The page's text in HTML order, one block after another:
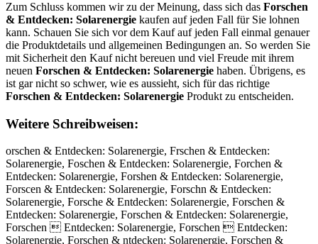
Zum Schluss kommen wir zu der Meinung, dass sich das Forschen
& Entdecken: Solarenergie kaufen auf jeden Fall für Sie lohnen
kann. Schauen Sie sich vor dem Kauf auf jeden Fall einmal genauer
die Produktdetails und allgemeinen Bedingungen an. So werden Sie
mit Sicherheit den Kauf nicht bereuen und viel Freude mit ihrem
neuen Forschen & Entdecken: Solarenergie haben. Übrigens, es
ist gar nicht so schwer, wie es aussieht, sich für das richtige
Forschen & Entdecken: Solarenergie Produkt zu entscheiden.
Weitere Schreibweisen:
orschen & Entdecken: Solarenergie, Frschen & Entdecken: Solarenergie, Foschen & Entdecken: Solarenergie, Forchen & Entdecken: Solarenergie, Forshen & Entdecken: Solarenergie, Forscen & Entdecken: Solarenergie, Forschn & Entdecken: Solarenergie, Forsche & Entdecken: Solarenergie, Forschen & Entdecken: Solarenergie, Forschen & Entdecken: Solarenergie, Forschen  Entdecken: Solarenergie, Forschen  Entdecken: Solarenergie, Forschen & ntdecken: Solarenergie, Forschen & Etdecken: Solarenergie, Forschen & Endecken: Solarenergie, Forschen & Entecken: Solarenergie, Forschen & Entdcken: Solarenergie, Forschen & Entdeken: Solarenergie, Forschen & Entdecen: Solarenergie, Forschen & Entdeckn: Solarenergie, Forschen & Entdecke: Solarenergie, Forschen & Entdecken: olarenergie, Forschen & Entdecken: Slarenergie, Forschen & Entdecken: Soarenergie, Forschen & Entdecken: Solrenergie, Forschen & Entdecken: Solaenergie, Forschen & Entdecken: Solarnergie, Forschen & Entdecken: Solareergie, Forschen & Entdecken: Solarenrgie, Forschen & Entdecken: Solarenegie, Forschen & Entdecken: Solarenerie, Forschen & Entdecken: Solarenerge, Forschen & Entdecken: Solarenergi, FForschen & Entdecken: Solarenergie, Foorschen & Entdecken: Solarenergie, Forrschen & Entdecken: Solarenergie, Forsschen & Entdecken: Solarenergie, Forscchen & Entdecken: Solarenergie, Forschhen & Entdecken: Solarenergie, Forscheen & Entdecken: Solarenergie, Forschenn & Entdecken: Solarenergie, Forschen & Entdecken: Solarenergie, Forschen Œ Entdecken: Solarenergie, Forschen Ƅ Entdecken: Solarenergie, Forschen & EEntdecken: Solarenergie, Forschen & Enntdecken: Solarenergie, Forschen & Enttdecken: Solarenergie, Forschen & Entddecken: Solarenergie, Forschen & Entdeecken: Solarenergie, Forschen & Entdeccken: Solarenergie, Forschen & Entdeckken: Solarenergie, Forschen & Entdeckeen: Solarenergie, Forschen & Entdeckenn: Solarenergie, Forschen & Entdecken: SSolarenergie, Forschen & Entdecken: Soolarenergie, Forschen & Entdecken: Sollarenergie, Forschen & Entdecken: Solaarenergie, Forschen & Entdecken: Solarrenergie, Forschen & Entdecken: Solareenergie, Forschen & Entdecken: Solarennergie, Forschen & Entdecken: Solareneergie, Forschen & Entdecken: Solarenerrgie, Forschen & Entdecken: Solarenerggie, Forschen & Entdecken: Solarenergiie, Forschen & Entdecken: Solarenergiee, oFrschen & Entdecken: Solarenergie, Froschen & Entdecken: Solarenergie, Fosrchen & Entdecken: Solarenergie, Forcshen & Entdecken: Solarenergie, Forshcen & Entdecken: Solarenergie, Forscehn & Entdecken: Solarenergie, Forschne & Entdecken: Solarenergie, Forsche n& Entdecken: Solarenergie, Forschen&# 038; Entdecken: Solarenergie, Forschen Ĵ Entdecken: Solarenergie, Forschen S Entdecken: Solarenergie, Forschen 8 Entdecken: Solarenergie, Forschen &E ntdecken: Solarenergie, Forschen & nEtdecken: Solarenergie, Forschen & Etndecken: Solarenergie, Forschen & Endtecken: Solarenergie, Forschen & Entedcken: Solarenergie, Forschen & Entdceken: Solarenergie, Forschen & Entdekcen: Solarenergie, Forschen & Entdecekn: Solarenergie, Forschen & Entdeckne: Solarenergie, Forschen & Entdecke:n Solarenergie, Forschen & Entdecken:S olarenergie, Forschen & Entdecken: oSlarenergie, Forschen & Entdecken: Sloarenergie, Forschen & Entdecken: Soalrenergie, Forschen & Entdecken: Solraenergie, Forschen & Entdecken: Solaernergie, Forschen & Entdecken: Solarneergie, Forschen & Entdecken: Solareenrgie, Forschen & Entdecken: Solarenregie, Forschen & Entdecken: Solarenegrie, Forschen & Entdecken: Solarenerige, Forschen & Entdecken: Solarenergei, Forschen& Entdecken: Solarenergie, Forschen &Entdecken: Solarenergie, Forschen & Entdecken:Solarenergie, Corschen & Entdecken: Solarenergie, Dorschen & Entdecken: Solarenergie, Eorschen & Entdecken: Solarenergie, Rorschen & Entdecken: Solarenergie, Torschen & Entdecken: Solarenergie, Gorschen & Entdecken: Solarenergie, Borschen & Entdecken: Solarenergie, Vorschen & Entdecken: Solarenergie, Firschen & Entdecken: Solarenergie, Fkrschen & Entdecken: Solarenergie, Flrschen & Entdecken: Solarenergie, Fprschen & Entdecken: Solarenergie, F9rschen & Entdecken: Solarenergie, F0rschen & Entdecken: Solarenergie, Foeschen & Entdecken: Solarenergie, Fodschen & Entdecken: Solarenergie, Fofschen & Entdecken: Solarenergie, Fogschen & Entdecken: Solarenergie, Fotschen & Entdecken: Solarenergie, Fo4schen & Entdecken: Solarenergie, Fo5schen & Entdecken: Solarenergie, Forqchen & Entdecken: Solarenergie, Forwchen & Entdecken: Solarenergie, Forechen & Entdecken: Solarenergie, Forzchen & Entdecken: Solarenergie, Forxchen & Entdecken: Solarenergie, Forcchen & Entdecken: Solarenergie, Fors hen & Entdecken: Solarenergie, Forsxhen & Entdecken: Solarenergie, Forsshen & Entdecken: Solarenergie, Forsdhen & Entdecken: Solarenergie, Forsfhen & Entdecken: Solarenergie, Forsvhen & Entdecken: Solarenergie, Forscben & Entdecken: Solarenergie, Forscgen & Entdecken: Solarenergie, Forscten & Entdecken: Solarenergie, Forscyen & Entdecken: Solarenergie, Forscuen & Entdecken: Solarenergie, Forscjen & Entdecken: Solarenergie, Forscmen & Entdecken: Solarenergie, Forscnen & Entdecken: Solarenergie, Forschwn & Entdecken: Solarenergie, Forschsn & Entdecken: Solarenergie, Forschdn & Entdecken: Solarenergie, Forschfn & Entdecken: Solarenergie, Forschrn & Entdecken: Solarenergie, Forsch3n & Entdecken: Solarenergie, Forsch4n & Entdecken: Solarenergie, Forsche & Entdecken: Solarenergie, Forscheb & Entdecken: Solarenergie, Forscheg & Entdecken: Solarenergie, Forscheh & Entdecken: Solarenergie, Forschej & Entdecken: Solarenergie, Forschem & Entdecken: Solarenergie, Forschen &#o38; Entdecken: Solarenergie, Forschen &#p38; Entdecken: Solarenergie, Forschen �w8; Entdecken: Solarenergie, Forschen �e8; Entdecken: Solarenergie, Forschen �r8; Entdecken: Solarenergie, Forschen u; Entdecken: Solarenergie, Forschen i; Entdecken: Solarenergie, Forschen o; Entdecken: Solarenergie, Forschen & Wntdecken: Solarenergie, Forschen & Sntdecken: Solarenergie, Forschen & Dntdecken: Solarenergie, Forschen & Fntdecken: Solarenergie, Forschen & Rntdecken: Solarenergie, Forschen & 3ntdecken: Solarenergie, Forschen & 4ntdecken: Solarenergie, Forschen & E tdecken: Solarenergie, Forschen & Ebtdecken: Solarenergie, Forschen & Egtdecken: Solarenergie, Forschen & Ehtdecken: Solarenergie, Forschen & Ejtdecken: Solarenergie, Forschen & Emtdecken: Solarenergie, Forschen & Enrdecken: Solarenergie, Forschen & Enfdecken: Solarenergie, Forschen & Engdecken: Solarenergie, Forschen & Enhdecken: Solarenergie, Forschen & Enydecken: Solarenergie, Forschen & En5decken: Solarenergie, Forschen & En6decken: Solarenergie, Forschen & Entxecken: Solarenergie, Forschen & Entsecken: Solarenergie, Forschen & Entwecken: Solarenergie, Forschen & Enteecken: Solarenergie, Forschen & Entrecken: Solarenergie, Forschen & Entfecken: Solarenergie, Forschen & Entvecken: Solarenergie, Forschen & Entcecken: Solarenergie, Forschen & Entdwcken: Solarenergie, Forschen & Entdscken: Solarenergie, Forschen & Entddcken: Solarenergie, Forschen & Entdfcken: Solarenergie, Forschen & Entdrcken: Solarenergie, Forschen & Entd3cken: Solarenergie, Forschen & Entd4cken: Solarenergie, Forschen & Entde ken: Solarenergie, Forschen & Entdexken: Solarenergie, Forschen & Entdesken: Solarenergie, Forschen & Entdedken: Solarenergie, Forschen & Entdefken: Solarenergie, Forschen & Entdevken: Solarenergie, Forschen & Entdecuen: Solarenergie, Forschen & Entdecjen: Solarenergie, Forschen & Entdecmen: Solarenergie, Forschen & Entdeclen: Solarenergie, Forschen & Entdecoen: Solarenergie, Forschen & Entdeckwn: Solarenergie, Forschen & Entdecksn: Solarenergie, Forschen & Entdeckdn: Solarenergie, Forschen & Entdeckfn: Solarenergie, Forschen & Entdeckrn: Solarenergie, Forschen & Entdeck3n: Solarenergie, Forschen & Entdeck4n: Solarenergie, Forschen & Entdecke : Solarenergie, Forschen & Entdeckeb: Solarenergie, Forschen & Entdeckeg: Solarenergie, Forschen & Entdeckeh: Solarenergie, Forschen & Entdeckej: Solarenergie, Forschen & Entdeckem: Solarenergie, Forschen & Entdecken: Qolarenergie, Forschen & Entdecken: Wolarenergie, Forschen & Entdecken: Eolarenergie, Forschen & Entdecken: Zolarenergie, Forschen & Entdecken: Xolarenergie, Forschen & Entdecken: Colarenergie, Forschen & Entdecken: Silarenergie, Forschen & Entdecken: Sklarenergie, Forschen & Entdecken: Sllarenergie, Forschen & Entdecken: Splarenergie, Forschen & Entdecken: S9larenergie, Forschen & Entdecken: S0larenergie, Forschen & Entdecken: Soparenergie, Forschen & Entdecken: Sooarenergie, Forschen & Entdecken: Soiarenergie, Forschen & Entdecken: Sokarenergie, Forschen & Entdecken: Somarenergie, Forschen & Entdecken: Solqrenergie, Forschen & Entdecken: Solwrenergie, Forschen & Entdecken: Solzrenergie, Forschen & Entdecken: Solxrenergie, Forschen & Entdecken: Solaeenergie, Forschen & Entdecken: Soladenergie, Forschen & Entdecken: Solafenergie, Forschen & Entdecken: Solagenergie, Forschen & Entdecken: Solatenergie, Forschen & Entdecken: Sola4energie, Forschen & Entdecken: Sola5energie, Forschen & Entdecken: Solarwnergie, Forschen & Entdecken: Solarsnergie, Forschen & Entdecken: Solardnergie, Forschen & Entdecken: Solarfnergie, Forschen & Entdecken: Solarrnergie, Forschen & Entdecken: Solar3nergie, Forschen & Entdecken: Solar4nergie, Forschen & Entdecken: Solare ergie, Forschen & Entdecken: Solarebergie, Forschen & Entdecken: Solaregergie, Forschen & Entdecken: Solarehergie, Forschen & Entdecken: Solarejergie, Forschen & Entdecken: Solaremergie, Forschen & Entdecken: Solarenwrgie, Forschen & Entdecken: Solarensrgie, Forschen & Entdecken: Solarendrgie, Forschen & Entdecken: Solarenfrgie, Forschen & Entdecken: Solarenrrgie, Forschen & Entdecken: Solaren3rgie, Forschen & Entdecken: Solaren4rgie, Forschen & Entdecken: Solareneegie, Forschen & Entdecken: Solarenedgie, Forschen & Entdecken: Solarenefgie, Forschen & Entdecken: Solareneggie, Forschen & Entdecken: Solarenetgie, Forschen & Entdecken: Solarene4gie